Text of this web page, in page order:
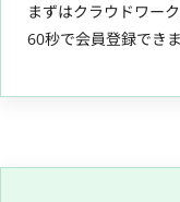
まずはクラウドワー
60秒で会員登録でき